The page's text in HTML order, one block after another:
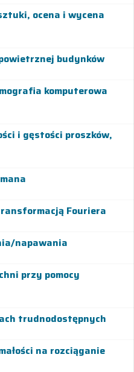
ocena i wycena
budynków
komputerowa
i gęstości proszków,
Fouriera
napawania
przy pomocy
trudnodostępnych
na rozciąganie